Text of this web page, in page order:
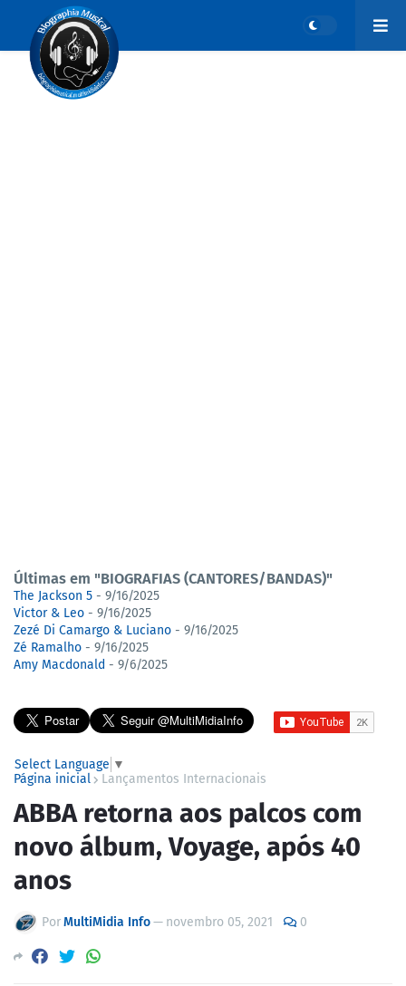
Últimas em "BIOGRAFIAS (CANTORES/BANDAS)"
The Jackson 5 - 9/16/2025
Victor & Leo - 9/16/2025
Zezé Di Camargo & Luciano - 9/16/2025
Zé Ramalho - 9/16/2025
Amy Macdonald - 9/6/2025
Select Language ▼
Página inicial
Lançamentos Internacionais
ABBA retorna aos palcos com
novo álbum, Voyage, após 40
anos
PorMultiMidia Info— novembro 05, 2021 0